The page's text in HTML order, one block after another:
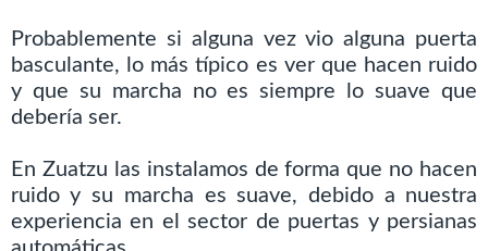
Probablemente si alguna vez vio alguna puerta
basculante, lo más típico es ver que hacen ruido
y que su marcha no es siempre lo suave que
debería ser.
En Zuatzu las instalamos de forma que no hacen
ruido y su marcha es suave, debido a nuestra
experiencia en el sector de puertas y persianas